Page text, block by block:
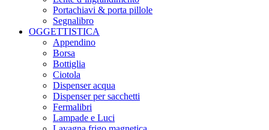
Portachiavi & porta pillole
Segnalibro
OGGETTISTICA
Appendino
Borsa
Bottiglia
Ciotola
Dispenser acqua
Dispenser per sacchetti
Fermalibri
Lampade e Luci